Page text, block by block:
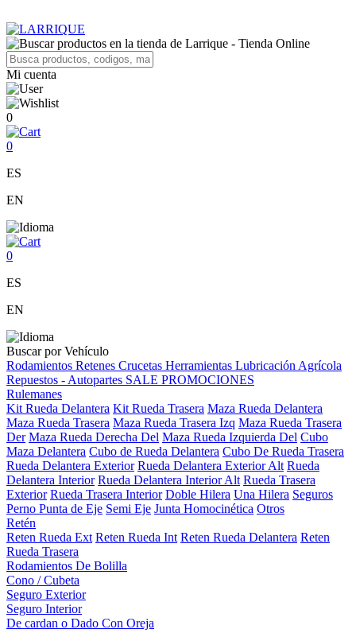
Mi cuenta
0
0
ES
EN
0
ES
EN
Buscar por Vehículo
Rodamientos Retenes Crucetas Herramientas Lubricación Agrícola
Repuestos - Autopartes SALE PROMOCIONES
Rulemanes
Kit Rueda Delantera Kit Rueda Trasera Maza Rueda Delantera
Maza Rueda Trasera Maza Rueda Trasera Izq Maza Rueda Trasera
Der Maza Rueda Derecha Del Maza Rueda Izquierda Del Cubo
Maza Delantera Cubo de Rueda Delantera Cubo De Rueda Trasera
Rueda Delantera Exterior Rueda Delantera Exterior Alt Rueda
Delantera Interior Rueda Delantera Interior Alt Rueda Trasera
Exterior Rueda Trasera Interior Doble Hilera Una Hilera Seguros
Perno Punta de Eje Semi Eje Junta Homocinética Otros
Retén
Reten Rueda Ext Reten Rueda Int Reten Rueda Delantera Reten
Rueda Trasera
Rodamientos De Bolilla
Cono / Cubeta
Seguro Exterior
Seguro Interior
De cardan o Dado Con Oreja